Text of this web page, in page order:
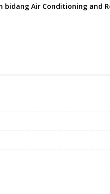
bidang Air Conditioning